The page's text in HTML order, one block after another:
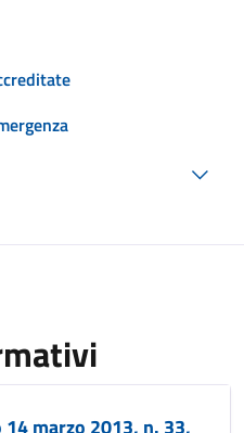
marzo 2013, n. 33,